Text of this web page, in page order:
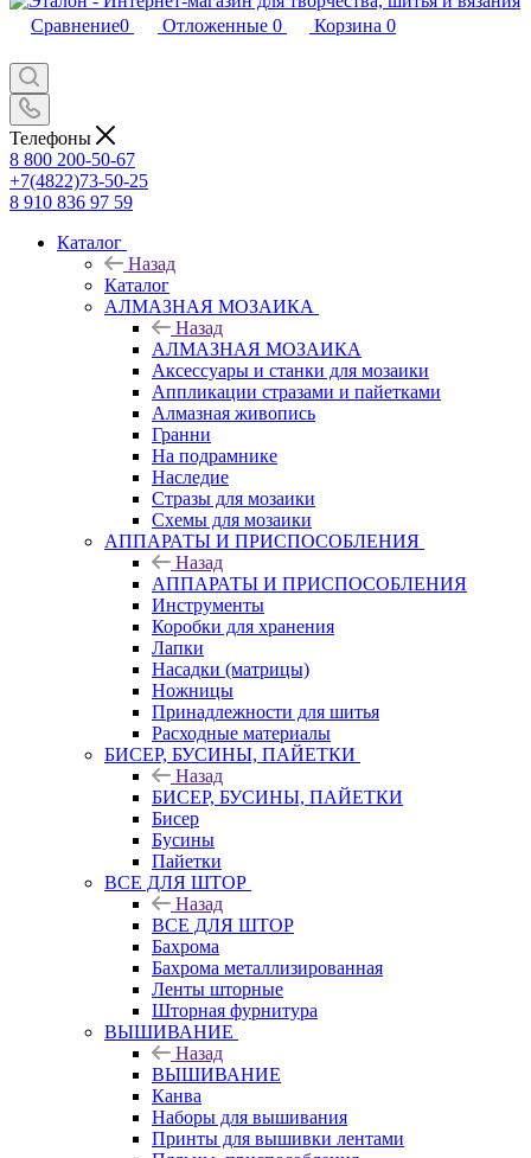
Сравнение0 Отложенные 0 Корзина 0
Телефоны
8 800 200-50-67
+7(4822)73-50-25
8 910 836 97 59
Каталог
Назад
Каталог
АЛМАЗНАЯ МОЗАИКА
Назад
АЛМАЗНАЯ МОЗАИКА
Аксессуары и станки для мозаики
Аппликации стразами и пайетками
Алмазная живопись
Гранни
На подрамнике
Наследие
Стразы для мозаики
Схемы для мозаики
АППАРАТЫ И ПРИСПОСОБЛЕНИЯ
Назад
АППАРАТЫ И ПРИСПОСОБЛЕНИЯ
Инструменты
Коробки для хранения
Лапки
Насадки (матрицы)
Ножницы
Принадлежности для шитья
Расходные материалы
БИСЕР, БУСИНЫ, ПАЙЕТКИ
Назад
БИСЕР, БУСИНЫ, ПАЙЕТКИ
Бисер
Бусины
Пайетки
ВСЕ ДЛЯ ШТОР
Назад
ВСЕ ДЛЯ ШТОР
Бахрома
Бахрома металлизированная
Ленты шторные
Шторная фурнитура
ВЫШИВАНИЕ
Назад
ВЫШИВАНИЕ
Канва
Наборы для вышивания
Принты для вышивки лентами